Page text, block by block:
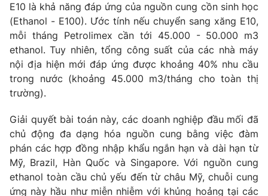
E10 là khả năng đáp ứng của nguồn cung cồn sinh học
(Ethanol - E100). Ước tính nếu chuyển sang xăng E10,
mỗi tháng Petrolimex cần tới 45.000 - 50.000 m3
ethanol. Tuy nhiên, tổng công suất của các nhà máy
nội địa hiện mới đáp ứng được khoảng 40% nhu cầu
trong nước (khoảng 45.000 m3/tháng cho toàn thị
trường).
Giải quyết bài toán này, các doanh nghiệp đầu mối đã
chủ động đa dạng hóa nguồn cung bằng việc đàm
phán các hợp đồng nhập khẩu ngắn hạn và dài hạn từ
Mỹ, Brazil, Hàn Quốc và Singapore. Với nguồn cung
ethanol toàn cầu chủ yếu đến từ châu Mỹ, chuỗi cung
ứng này hầu như miễn nhiễm với khủng hoảng tại các